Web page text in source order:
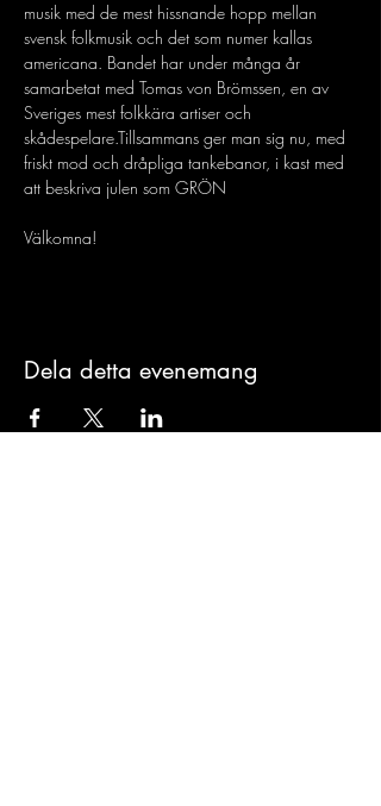
musik med de mest hissnande hopp mellan
svensk folkmusik och det som numer kallas
americana. Bandet har under många år
samarbetat med Tomas von Brömssen, en av
Sveriges mest folkkära artiser och
skådespelare.Tillsammans ger man sig nu, med
friskt mod och dråpliga tankebanor, i kast med
att beskriva julen som GRÖN
Välkomna!
Dela detta evenemang